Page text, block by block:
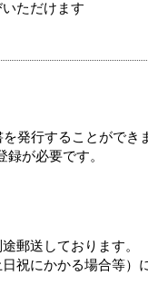
ただけます
発行することができ
が必要です。
郵送しております。
祝にかかる場合等）